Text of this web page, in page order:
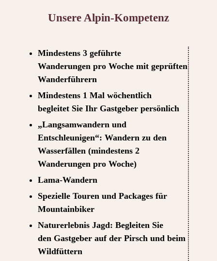
Unsere Alpin-Kompetenz
Mindestens 3 geführte
Wanderungen pro Woche mit geprüften
Wanderführern
Mindestens 1 Mal wöchentlich
begleitet Sie Ihr Gastgeber persönlich
„Langsamwandern und
Entschleunigen“: Wandern zu den
Wasserfällen (mindestens 2
Wanderungen pro Woche)
Lama-Wandern
Spezielle Touren und Packages für
Mountainbiker
Naturerlebnis Jagd: Begleiten Sie
den Gastgeber auf der Pirsch und beim
Wildfüttern